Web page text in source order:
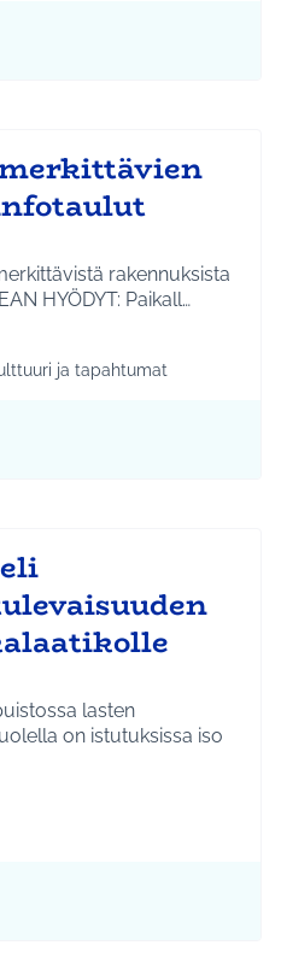
rakennuksista
portinpieliin. IDEAN HYÖDYT: Paikall…
Etelä-Tuusulan kylät
tulokset teeman mukaan:
ja tapahtumat
lasten
on istutuksissa iso
Riihikallio
mukaan: Ympäristö